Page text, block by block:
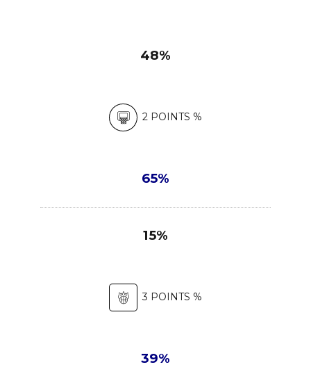
48%
2 POINTS %
65%
15%
3 POINTS %
39%